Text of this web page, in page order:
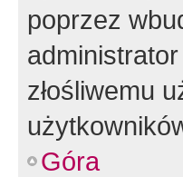
poprzez
złośliwemu
Góra